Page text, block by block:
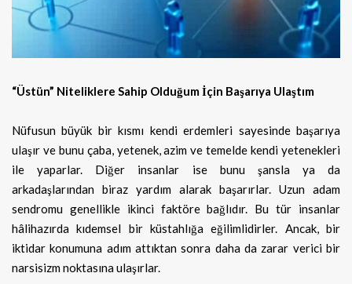
“Üstün” Niteliklere Sahip Olduğum İçin Başarıya Ulaştım
Nüfusun büyük bir kısmı kendi erdemleri sayesinde başarıya
ulaşır ve bunu çaba, yetenek, azim ve temelde kendi yetenekleri
ile yaparlar. Diğer insanlar ise bunu şansla ya da
arkadaşlarından biraz yardım alarak başarırlar. Uzun adam
sendromu genellikle ikinci faktöre bağlıdır. Bu tür insanlar
hâlihazırda kıdemsel bir küstahlığa eğilimlidirler. Ancak, bir
iktidar konumuna adım attıktan sonra daha da zarar verici bir
narsisizm noktasına ulaşırlar.